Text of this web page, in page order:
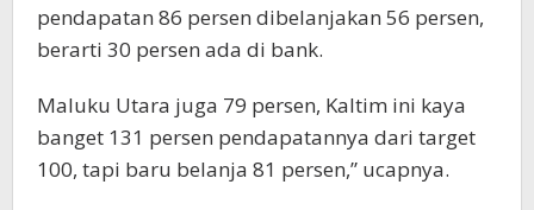
pendapatan 86 persen dibelanjakan 56 persen,
berarti 30 persen ada di bank.
Maluku Utara juga 79 persen, Kaltim ini kaya
banget 131 persen pendapatannya dari target
100, tapi baru belanja 81 persen,” ucapnya.